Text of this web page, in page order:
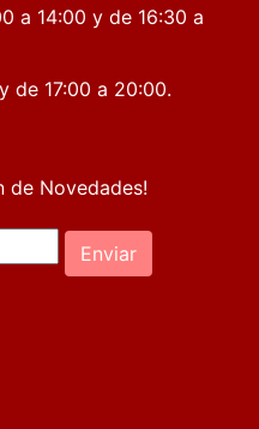
a 14:00 y de 16:30 a
de 17:00 a 20:00.
de Novedades!
Enviar